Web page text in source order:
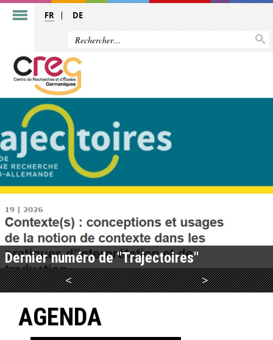
FR DE
Dernier numéro de "Trajectoires"
LIRE LA SUITE< >
AGENDA